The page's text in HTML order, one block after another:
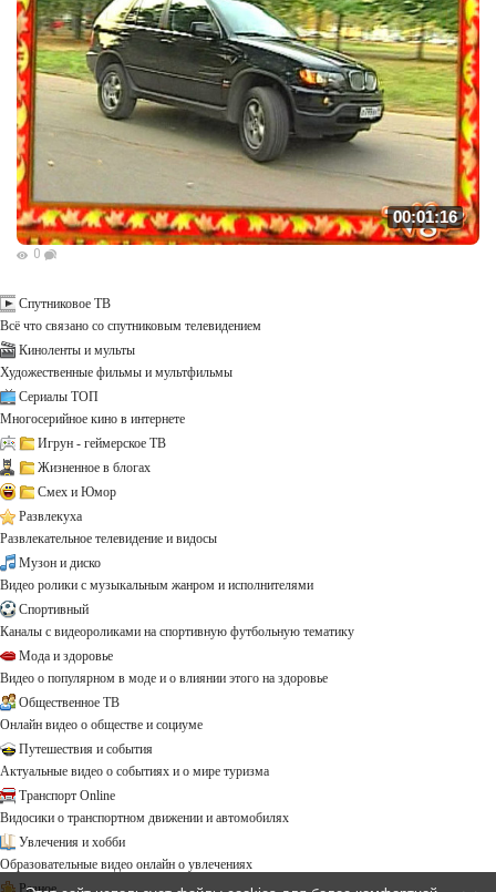
00:01:16
0
Спутниковое ТВ
Всё что связано со спутниковым телевидением
Киноленты и мульты
Художественные фильмы и мультфильмы
Сериалы ТОП
Многосерийное кино в интернете
Игрун - геймерское ТВ
Жизненное в блогах
Смех и Юмор
Развлекуха
Развлекательное телевидение и видосы
Музон и диско
Видео ролики с музыкальным жанром и исполнителями
Спортивный
Каналы с видеороликами на спортивную футбольную тематику
Мода и здоровье
Видео о популярном в моде и о влиянии этого на здоровье
Общественное ТВ
Онлайн видео о обществе и социуме
Путешествия и события
Актуальные видео о событиях и о мире туризма
Транспорт Online
Видосики о транспортном движении и автомобилях
Увлечения и хобби
Образовательные видео онлайн о увлечениях